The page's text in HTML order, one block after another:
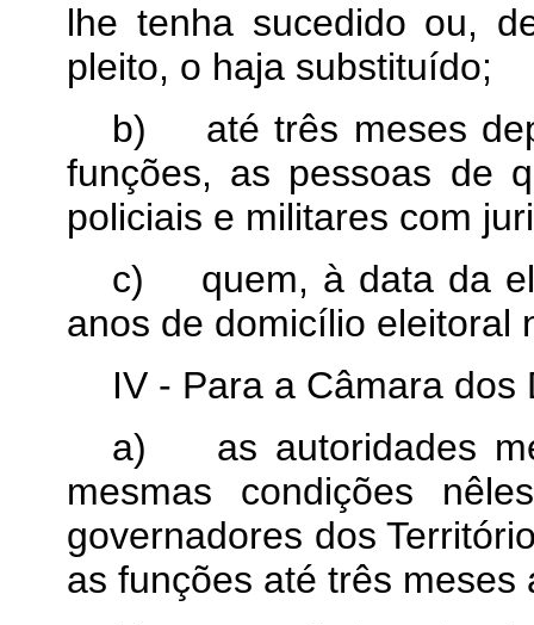
lhe tenha sucedido ou,
pleito, o haja substituído;
b) até três meses
funções, as pessoas de
policiais e militares com
c) quem, à data da
anos de domicílio eleitoral
IV - Para a Câmara
a) as autoridades
mesmas condições
governadores dos
as funções até três meses